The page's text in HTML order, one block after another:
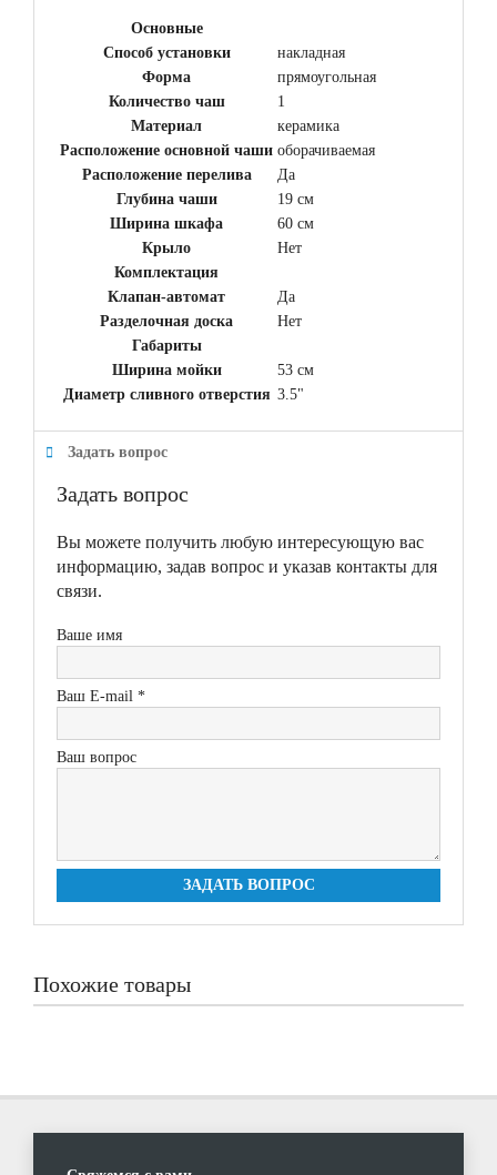
Основные
Способ установки
накладная
Форма
прямоугольная
Количество чаш
1
Материал
керамика
Расположение основной чаши оборачиваемая
Расположение перелива
Да
Глубина чаши
19 см
Ширина шкафа
60 см
Крыло
Нет
Комплектация
Клапан-автомат
Да
Разделочная доска
Нет
Габариты
Ширина мойки
53 см
Диаметр сливного отверстия 3.5"
Задать вопрос
Задать вопрос
Вы можете получить любую интересующую вас
информацию, задав вопрос и указав контакты для
связи.
Ваше имя
Ваш E-mail *
Ваш вопрос
ЗАДАТЬ ВОПРОС
Похожие товары